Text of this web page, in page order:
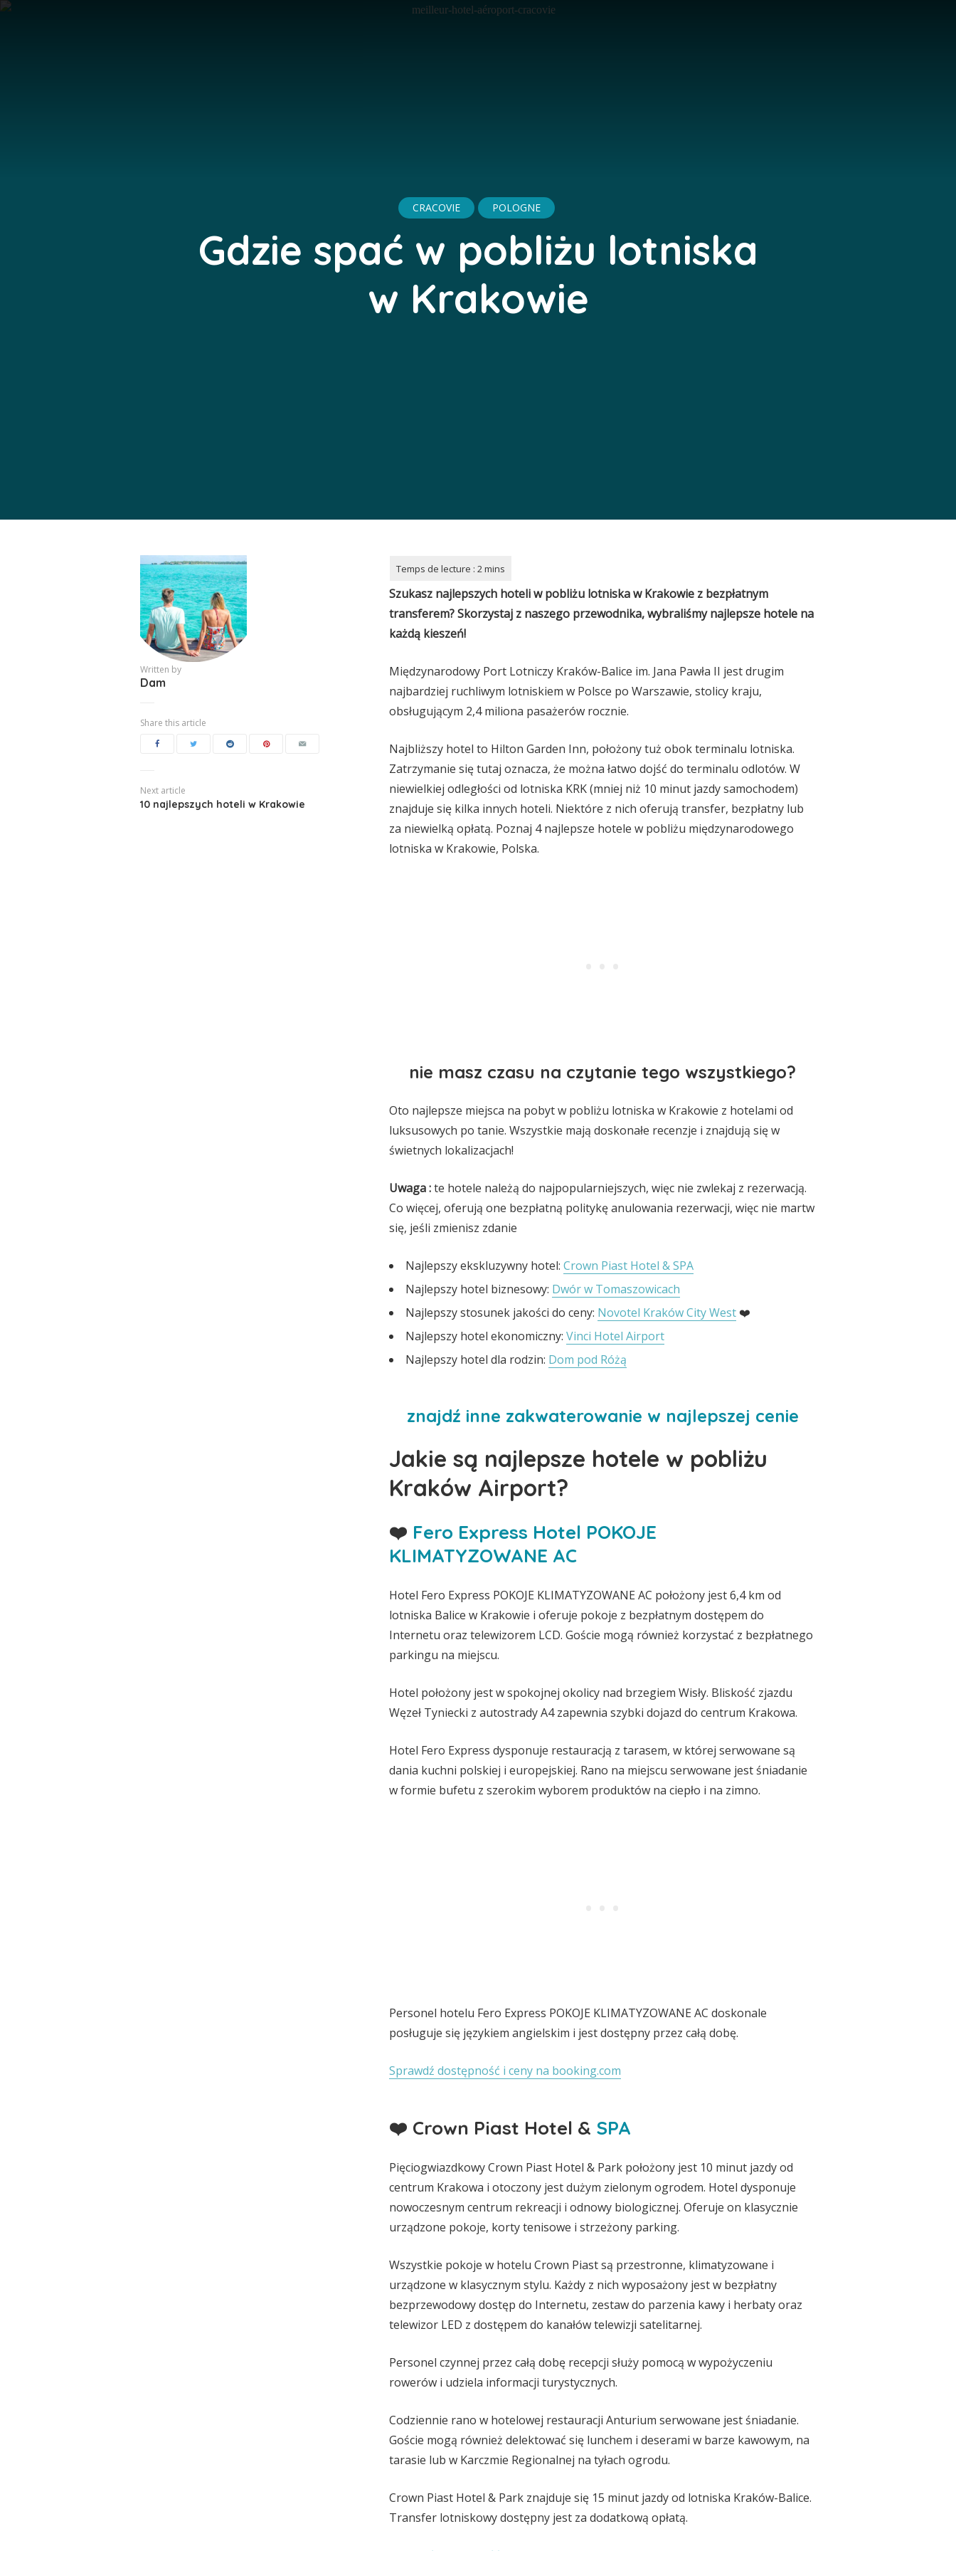
CRACOVIE POLOGNE
Gdzie spać w pobliżu lotniska
w Krakowie
Written by
Dam
Share this article
Next article
10 najlepszych hoteli w Krakowie
Szukasz najlepszych hoteli w pobliżu lotniska w Krakowie z bezpłatnym
transferem? Skorzystaj z naszego przewodnika, wybraliśmy najlepsze hotele na
każdą kieszeń!
Międzynarodowy Port Lotniczy Kraków-Balice im. Jana Pawła II jest drugim
najbardziej ruchliwym lotniskiem w Polsce po Warszawie, stolicy kraju,
obsługującym 2,4 miliona pasażerów rocznie.
Najbliższy hotel to Hilton Garden Inn, położony tuż obok terminalu lotniska.
Zatrzymanie się tutaj oznacza, że można łatwo dojść do terminalu odlotów. W
niewielkiej odległości od lotniska KRK (mniej niż 10 minut jazdy samochodem)
znajduje się kilka innych hoteli. Niektóre z nich oferują transfer, bezpłatny lub
za niewielką opłatą. Poznaj 4 najlepsze hotele w pobliżu międzynarodowego
lotniska w Krakowie, Polska.
nie masz czasu na czytanie tego wszystkiego?
Oto najlepsze miejsca na pobyt w pobliżu lotniska w Krakowie z hotelami od
luksusowych po tanie. Wszystkie mają doskonałe recenzje i znajdują się w
świetnych lokalizacjach!
Uwaga:te hotele należą do najpopularniejszych, więc nie zwlekaj z rezerwacją.
Co więcej, oferują one bezpłatną politykę anulowania rezerwacji, więc nie martw
się, jeśli zmienisz zdanie
Najlepszy ekskluzywny hotel: Crown Piast Hotel & SPA
Najlepszy hotel biznesowy: Dwór w Tomaszowicach
Najlepszy stosunek jakości do ceny: Novotel Kraków City West ❤️
Najlepszy hotel ekonomiczny: Vinci Hotel Airport
Najlepszy hotel dla rodzin: Dom pod Różą
znajdź inne zakwaterowanie w najlepszej cenie
Jakie są najlepsze hotele w pobliżu
Kraków Airport?
❤️ Fero Express Hotel POKOJE
KLIMATYZOWANE AC
Hotel Fero Express POKOJE KLIMATYZOWANE AC położony jest 6,4 km od
lotniska Balice w Krakowie i oferuje pokoje z bezpłatnym dostępem do
Internetu oraz telewizorem LCD. Goście mogą również korzystać z bezpłatnego
parkingu na miejscu.
Hotel położony jest w spokojnej okolicy nad brzegiem Wisły. Bliskość zjazdu
Węzeł Tyniecki z autostrady A4 zapewnia szybki dojazd do centrum Krakowa.
Hotel Fero Express dysponuje restauracją z tarasem, w której serwowane są
dania kuchni polskiej i europejskiej. Rano na miejscu serwowane jest śniadanie
w formie bufetu z szerokim wyborem produktów na ciepło i na zimno.
Personel hotelu Fero Express POKOJE KLIMATYZOWANE AC doskonale
posługuje się językiem angielskim i jest dostępny przez całą dobę.
Sprawdź dostępność i ceny na booking.com
❤️ Crown Piast Hotel & SPA
Pięciogwiazdkowy Crown Piast Hotel & Park położony jest 10 minut jazdy od
centrum Krakowa i otoczony jest dużym zielonym ogrodem. Hotel dysponuje
nowoczesnym centrum rekreacji i odnowy biologicznej. Oferuje on klasycznie
urządzone pokoje, korty tenisowe i strzeżony parking.
Wszystkie pokoje w hotelu Crown Piast są przestronne, klimatyzowane i
urządzone w klasycznym stylu. Każdy z nich wyposażony jest w bezpłatny
bezprzewodowy dostęp do Internetu, zestaw do parzenia kawy i herbaty oraz
telewizor LED z dostępem do kanałów telewizji satelitarnej.
Personel czynnej przez całą dobę recepcji służy pomocą w wypożyczeniu
rowerów i udziela informacji turystycznych.
Codziennie rano w hotelowej restauracji Anturium serwowane jest śniadanie.
Goście mogą również delektować się lunchem i deserami w barze kawowym, na
tarasie lub w Karczmie Regionalnej na tyłach ogrodu.
Crown Piast Hotel & Park znajduje się 15 minut jazdy od lotniska Kraków-Balice.
Transfer lotniskowy dostępny jest za dodatkową opłatą.